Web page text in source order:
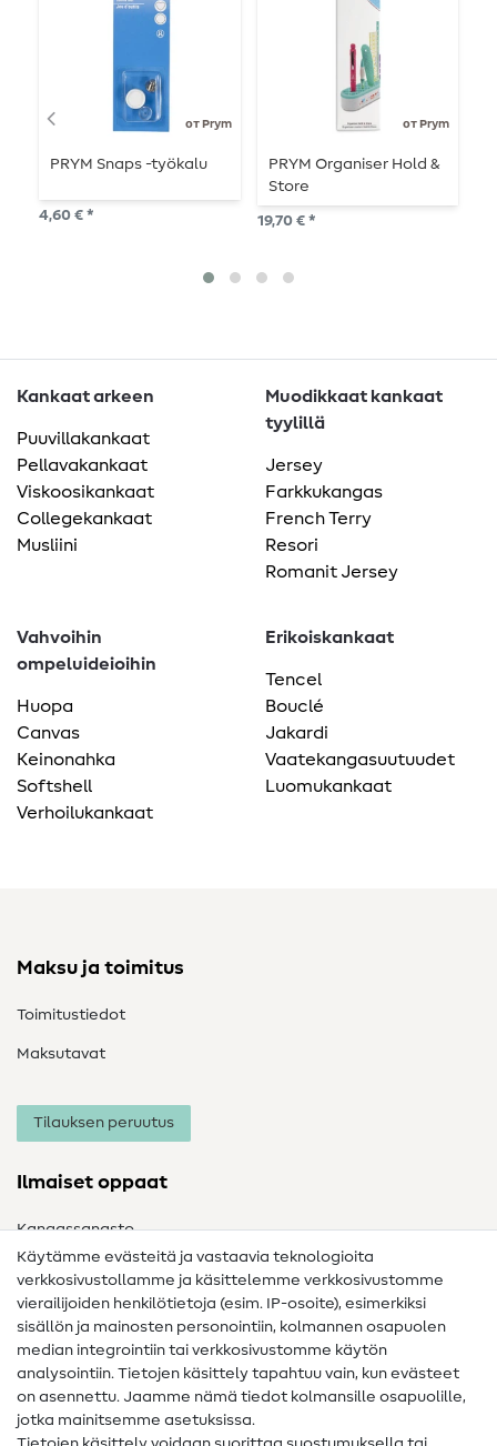
от Prym
PRYM Snaps -työkalu
4,60 € *
от Prym
PRYM Organiser Hold &
Store
19,70 € *
Kankaat arkeen
Puuvillakankaat
Pellavakankaat
Viskoosikankaat
Collegekankaat
Musliini
Muodikkaat kankaat
tyylillä
Jersey
Farkkukangas
French Terry
Resori
Romanit Jersey
Vahvoihin
ompeluideioihin
Huopa
Canvas
Keinonahka
Softshell
Verhoilukankaat
Erikoiskankaat
Tencel
Bouclé
Jakardi
Vaatekangasuutuudet
Luomukankaat
Maksu ja toimitus
Toimitustiedot
Maksutavat
Tilauksen peruutus
Ilmaiset oppaat
Kangassanasto
Ompelusanasto
Ompeluohjeet
Apua ja yhteystiedot
Yhteystiedot
Tietoa omistajanvaihdoksesta
Käytämme evästeitä ja vastaavia teknologioita
verkkosivustollamme ja käsittelemme verkkosivustomme
vierailijoiden henkilötietoja (esim. IP-osoite), esimerkiksi
sisällön ja mainosten personointiin, kolmannen osapuolen
median integrointiin tai verkkosivustomme käytön
analysointiin. Tietojen käsittely tapahtuu vain, kun evästeet
on asennettu. Jaamme nämä tiedot kolmansille osapuolille,
jotka mainitsemme asetuksissa.